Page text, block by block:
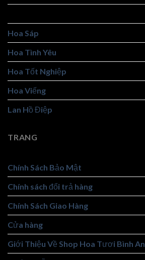
Hoa Sáp
Hoa Tình Yêu
Hoa Tốt Nghiệp
Hoa Viếng
Lan Hồ Điệp
TRANG
Chính Sách Bảo Mật
Chính sách đổi trả hàng
Chính Sách Giao Hàng
Cửa hàng
Giới Thiệu Về Shop Hoa Tươi Bình An